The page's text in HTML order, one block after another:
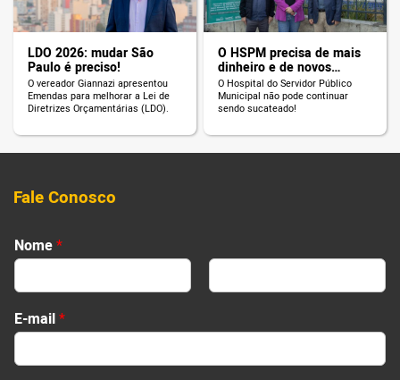
LDO 2026: mudar São
Paulo é preciso!
O vereador Giannazi apresentou
Emendas para melhorar a Lei de
Diretrizes Orçamentárias (LDO).
O HSPM precisa de mais
dinheiro e de novos
servidores!
O Hospital do Servidor Público
Municipal não pode continuar
sendo sucateado!
Fale Conosco
s
e
r
e
c
d
Nome*
First Last
E-mail*